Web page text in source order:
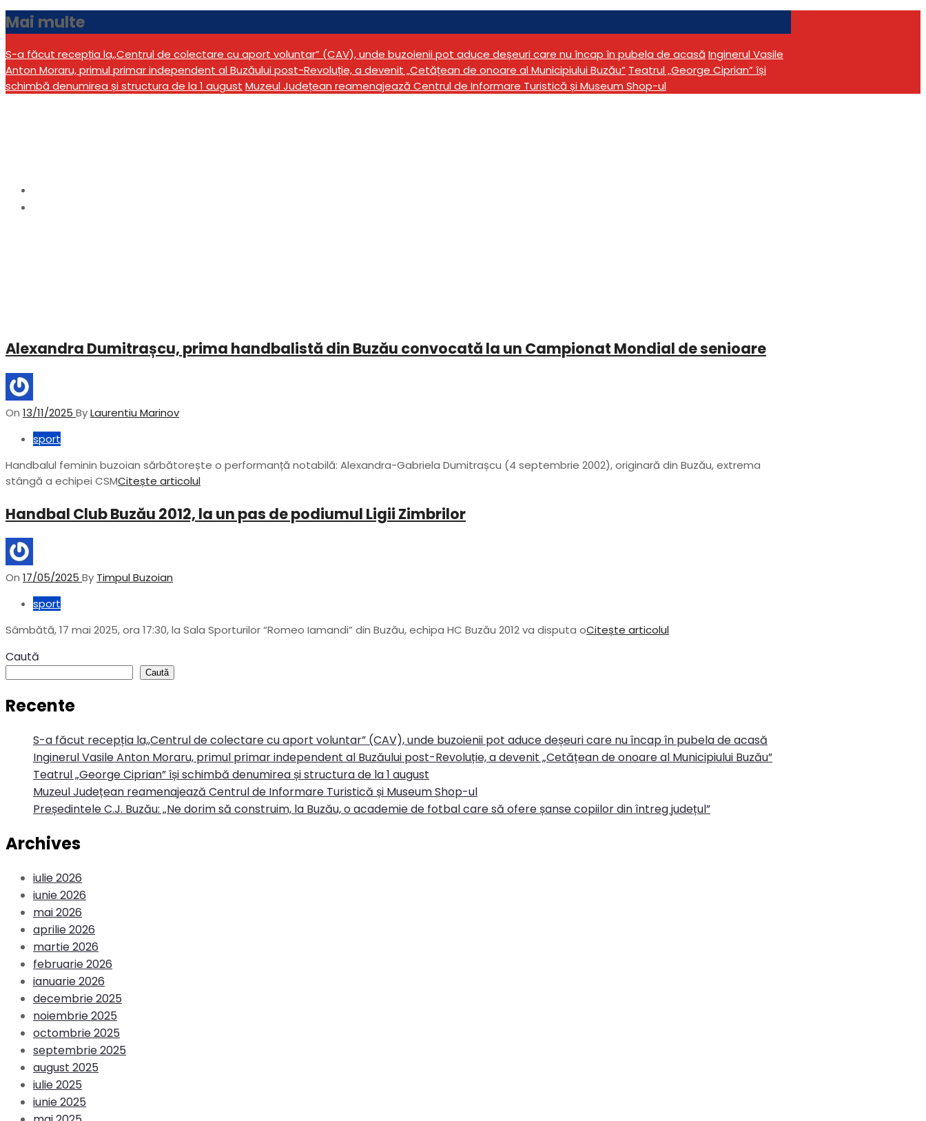
Mai multe
S-a făcut recepția la,,Centrul de colectare cu aport voluntar” (CAV), unde buzoienii pot aduce deșeuri care nu încap în pubela de acasă Inginerul Vasile
Anton Moraru, primul primar independent al Buzăului post-Revoluție, a devenit „Cetățean de onoare al Municipiului Buzău” Teatrul „George Ciprian” își
schimbă denumirea și structura de la 1 august Muzeul Județean reamenajează Centrul de Informare Turistică și Museum Shop-ul
Alexandra Dumitrașcu, prima handbalistă din Buzău convocată la un Campionat Mondial de senioare
On 13/11/2025 ByLaurentiu Marinov
sport
Handbalul feminin buzoian sărbătorește o performanță notabilă: Alexandra-Gabriela Dumitrașcu (4 septembrie 2002), originară din Buzău, extrema
stângă a echipei CSMCitește articolul
Handbal Club Buzău 2012, la un pas de podiumul Ligii Zimbrilor
On 17/05/2025 By Timpul Buzoian
sport
Sâmbătă, 17 mai 2025, ora 17:30, la Sala Sporturilor “Romeo Iamandi” din Buzău, echipa HC Buzău 2012 va disputa oCitește articolul
Caută
Caută
Recente
S-a făcut recepția la,,Centrul de colectare cu aport voluntar” (CAV), unde buzoienii pot aduce deșeuri care nu încap în pubela de acasă
Inginerul Vasile Anton Moraru, primul primar independent al Buzăului post-Revoluție, a devenit „Cetățean de onoare al Municipiului Buzău”
Teatrul „George Ciprian” își schimbă denumirea și structura de la 1 august
Muzeul Județean reamenajează Centrul de Informare Turistică și Museum Shop-ul
Președintele C.J. Buzău: „Ne dorim să construim, la Buzău, o academie de fotbal care să ofere șanse copiilor din întreg județul”
Archives
iulie 2026
iunie 2026
mai 2026
aprilie 2026
martie 2026
februarie 2026
ianuarie 2026
decembrie 2025
noiembrie 2025
octombrie 2025
septembrie 2025
august 2025
iulie 2025
iunie 2025